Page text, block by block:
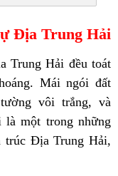
Địa Trung Hải
Trung Hải đều toát
Mái ngói đất
vôi trắng, và
là một trong những
trúc Địa Trung Hải,